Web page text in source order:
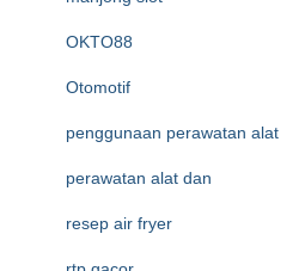
OKTO88
Otomotif
penggunaan perawatan alat
perawatan alat dan
resep air fryer